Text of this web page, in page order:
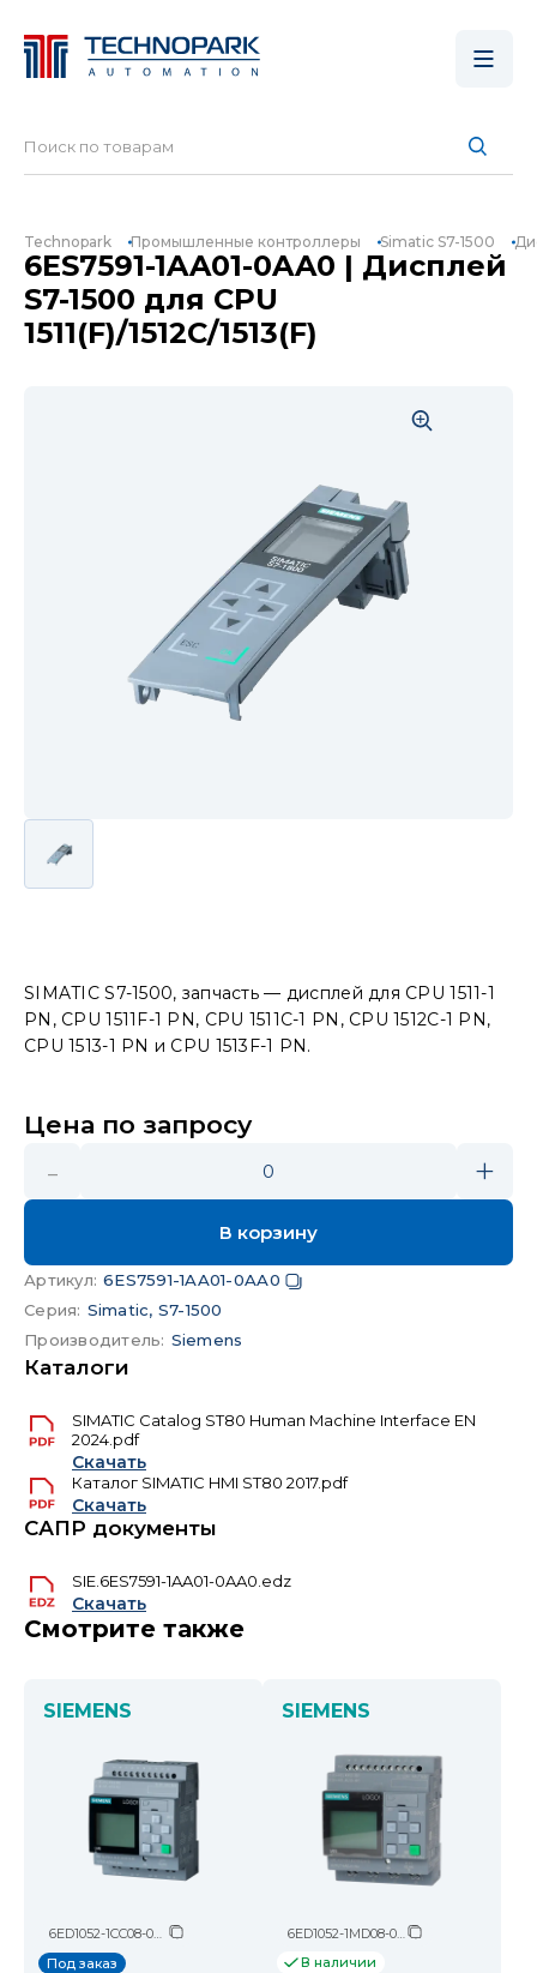
Technopark Промышленные контроллеры Simatic S7-1500
6ES7591-1AA01-0AA0 | Дисплей
S7-1500 для CPU
1511(F)/1512C/1513(F)
SIMATIC S7-1500, запчасть — дисплей для CPU 1511-1
PN, CPU 1511F-1 PN, CPU 1511C-1 PN, CPU 1512C-1 PN,
CPU 1513-1 PN и CPU 1513F-1 PN.
Цена по запросу
- 0 +
В корзину
Артикул: 6ES7591-1AA01-0AA0
Серия: Simatic, S7-1500
Производитель: Siemens
Каталоги
SIMATIC Catalog ST80 Human Machine Interface EN
2024.pdf
Скачать
Каталог SIMATIC HMI ST80 2017.pdf
Скачать
САПР документы
SIE.6ES7591-1AA01-0AA0.edz
Скачать
Смотрите также
SIEMENS
6ED1052-1CC08-0BA2
Под заказ
SIEMENS
6ED1052-1MD08-0BA2
В наличии